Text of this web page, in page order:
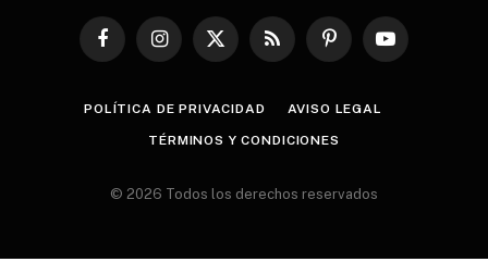
FacebookInstagram
X
RSS PinterestYouTube
POLÍTICA DE PRIVACIDAD AVISO LEGAL
TÉRMINOS Y CONDICIONES
© 2026 Todos los derechos reservados